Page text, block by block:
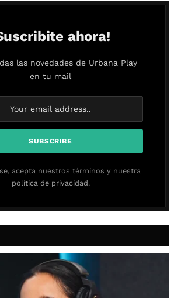
ahora!
las novedades de Urbana Play
en tu mail
acepta nuestros términos y nuestra
política de privacidad.